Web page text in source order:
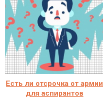
Есть ли отсрочка от армии
для аспирантов